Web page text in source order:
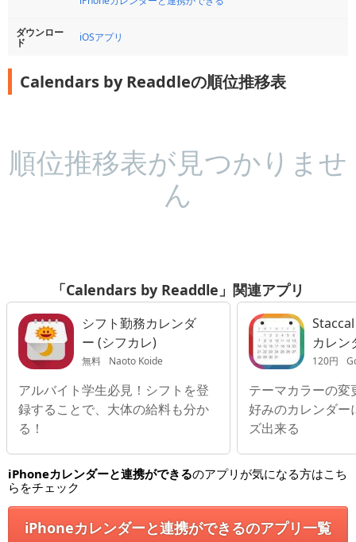
ダウンロー
ド iOSアプリ
Calendars by Readdleの順位推移表
順位推移表が見つかりませ
ん
「Calendars by Readdle」関連アプリ
シフト勤務カレンダ
ー (シフカレ)
無料 Naoto Koide
アルバイト学生必見！シフトを登
録することで、大体の給料も分か
る！
カレン
ンダー
120円
テーマカラーの変
好みのカレンダー
ズ出来る
iPhoneカレンダーと連携ができるのアプリが気になる方はこち
らをチェック
iPhoneカレンダーと連携ができるのアプリ一覧